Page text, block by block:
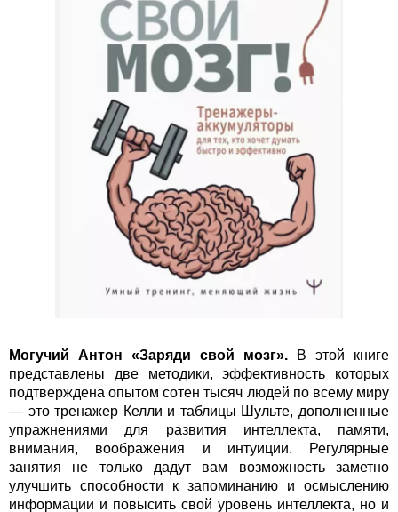
Могучий Антон «Заряди свой мозг».
В этой книге
представлены две методики, эффективность которых
подтверждена опытом сотен тысяч людей по всему миру
— это тренажер Келли и таблицы Шульте, дополненные
упражнениями для развития интеллекта, памяти,
внимания, воображения и интуиции. Регулярные
занятия не только дадут вам возможность заметно
улучшить способности к запоминанию и осмыслению
информации и повысить свой уровень интеллекта, но и